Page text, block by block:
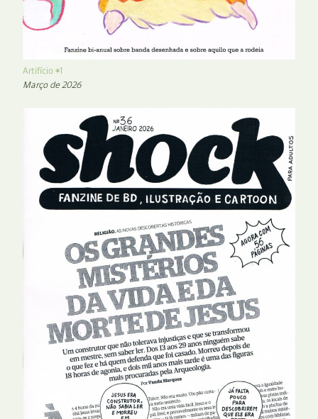
Artifício #1
Março de 2026